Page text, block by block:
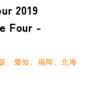
2019
Four -
、愛知、福岡、北海